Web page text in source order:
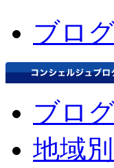
ブロ
ブロ
地域